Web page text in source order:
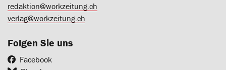
redaktion@workzeitung.ch
verlag@workzeitung.ch
Folgen Sie uns
Facebook